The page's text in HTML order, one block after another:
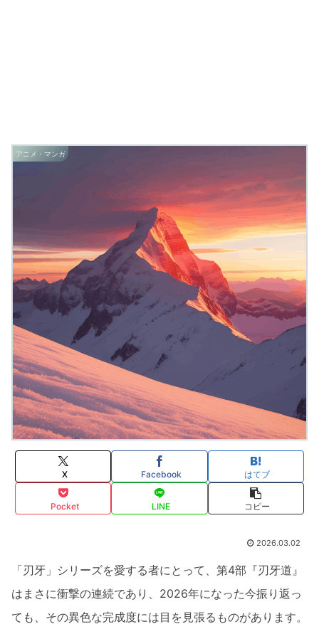
アニメ・マンガ
X Facebook はてブ
Pocket LINE コピー
2026.03.02
「刃牙」シリーズを愛する者にとって、第4部『刃牙道』
はまさに衝撃の連続であり、2026年になった今振り返っ
ても、その異色な完成度には目を見張るものがあります。